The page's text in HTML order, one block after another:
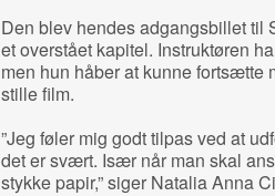
Den blev hendes adgangsbillet til
et overstået kapitel. Instruktøren
men hun håber at kunne fortsætte
stille film.
”Jeg føler mig godt tilpas ved at
det er svært. Især når man skal
stykke papir,” siger Natalia Anna